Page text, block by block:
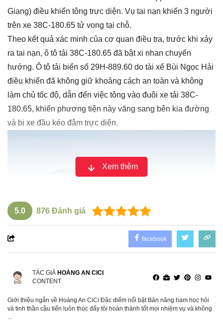
Giang) điều khiển tông trực diện. Vụ tai nạn khiến 3 người
trên xe 38C-180.65 tử vong tại chỗ.
Theo kết quả xác minh của cơ quan điều tra, trước khi xảy
ra tai nạn, ô tô tải 38C-180.65 đã bật xi nhan chuyển
hướng. Ô tô tải biển số 29H-889.60 do tài xế Bùi Ngọc Hải
điều khiển đã không giữ khoảng cách an toàn và không
làm chủ tốc độ, dẫn đến việc tông vào đuôi xe tải 38C-
180.65, khiến phương tiện này văng sang bên kia đường
và bị xe đầu kéo đâm trực diện.
trường. Công an huyện Cẩm Xuyên đã triển khai nhiều
biện pháp nghiệp vụ để truy bắt, đồng thời tiếp xúc và gặp
Xem thêm
5.0 876 Đánh giá
facebook
TÁC GIẢ HOÀNG AN CICI
CONTENT
Giới thiệu ngắn về Hoàng An CiCi Đặc điểm nổi bật Bản năng ham học hỏi
và tinh thần cầu tiến luôn thúc đẩy tôi hoàn thành tốt mọi nhiệm vụ và không
...